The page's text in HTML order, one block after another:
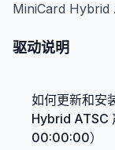
MiniCard Hybrid
驱动说明
如何更新和安
Hybrid ATSC
00:00:00）